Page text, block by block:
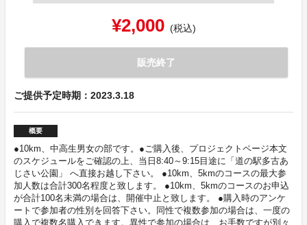
¥2,000 (税込)
販売終了
ご提供予定時期：2023.3.18
概要
●10km、中高生男女の部です。●ご購入後、プロジェクトページ本文
のスケジュールをご確認の上、当日8:40～9:15目途に「道の駅多古あ
じさい公園」 へ直接お越し下さい。 ●10km、5kmのコースの最大参
加人数は合計300名程度と致します。 ●10km、5kmのコースのお申込
が合計100名未満の場合は、開催中止と致します。 ●購入時のアンケ
ートで参加者の性別を回答下さい。同性で複数参加の場合は、一度の
購入で複数名購入できます。異性で参加の場合は、お手数ですが別々